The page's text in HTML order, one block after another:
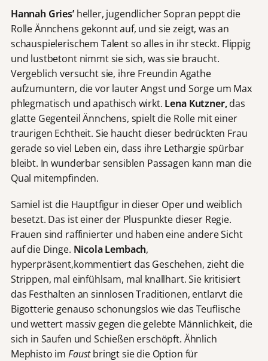
Hannah Gries’ heller, jugendlicher Sopran peppt die
Rolle Ännchens gekonnt auf, und sie zeigt, was an
schauspielerischem Talent so alles in ihr steckt. Flippig
und lustbetont nimmt sie sich, was sie braucht.
Vergeblich versucht sie, ihre Freundin Agathe
aufzumuntern, die vor lauter Angst und Sorge um Max
phlegmatisch und apathisch wirkt. Lena Kutzner,das
glatte Gegenteil Ännchens, spielt die Rolle mit einer
traurigen Echtheit. Sie haucht dieser bedrückten Frau
gerade so viel Leben ein, dass ihre Lethargie spürbar
bleibt. In wunderbar sensiblen Passagen kann man die
Qual mitempfinden.
Samiel ist die Hauptfigur in dieser Oper und weiblich
besetzt. Das ist einer der Pluspunkte dieser Regie.
Frauen sind raffinierter und haben eine andere Sicht
auf die Dinge. Nicola Lembach,
hyperpräsent,kommentiert das Geschehen, zieht die
Strippen, mal einfühlsam, mal knallhart. Sie kritisiert
das Festhalten an sinnlosen Traditionen, entlarvt die
Bigotterie genauso schonungslos wie das Teuflische
und wettert massiv gegen die gelebte Männlichkeit, die
sich in Saufen und Schießen erschöpft. Ähnlich
Mephisto im Faustbringt sie die Option für